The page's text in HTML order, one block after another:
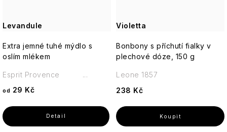
Levandule
Extra jemné tuhé mýdlo s
oslím mlékem
od 29 Kč
Esprit Provence ...
Violetta
Bonbony s příchutí fialky v
plechové dóze, 150 g
238 Kč
Leone 1857